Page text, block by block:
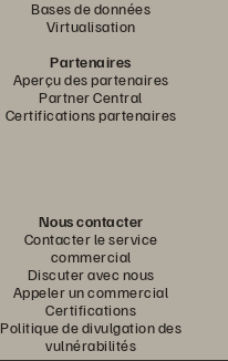
Bases de données
Virtualisation
Partenaires
Aperçu des partenaires
Partner Central
Certifications partenaires
Nous contacter
Contacter le service
commercial
Discuter avec nous
Appeler un commercial
Certifications
Politique de divulgation des
vulnérabilités